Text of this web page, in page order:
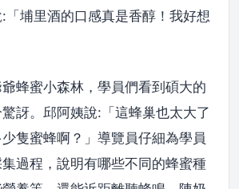
「埔里酒的口感真是香醇！我好想
蜂蜜小森林，學員們看到碩大的
訝。邱阿姨說:「這蜂巢也太大了
隻蜜蜂啊？」導覽員仔細為學員
過程，說明有哪些不同的蜂蜜種